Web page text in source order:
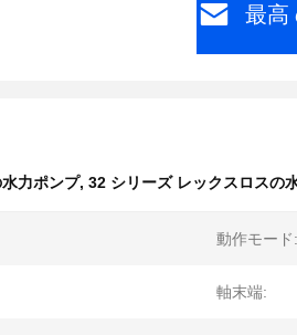
最高
力ポンプ, 32 シリーズ レックスロスの
動作モード:
軸末端: